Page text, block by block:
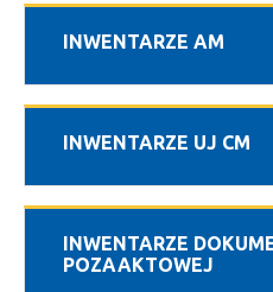
INWENTARZE AM
INWENTARZE UJ CM
INWENTARZE
POZAAKTOWEJ